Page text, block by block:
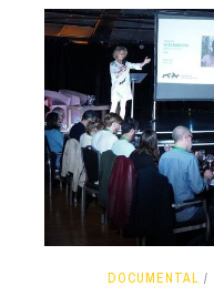
DOCUMENTAL